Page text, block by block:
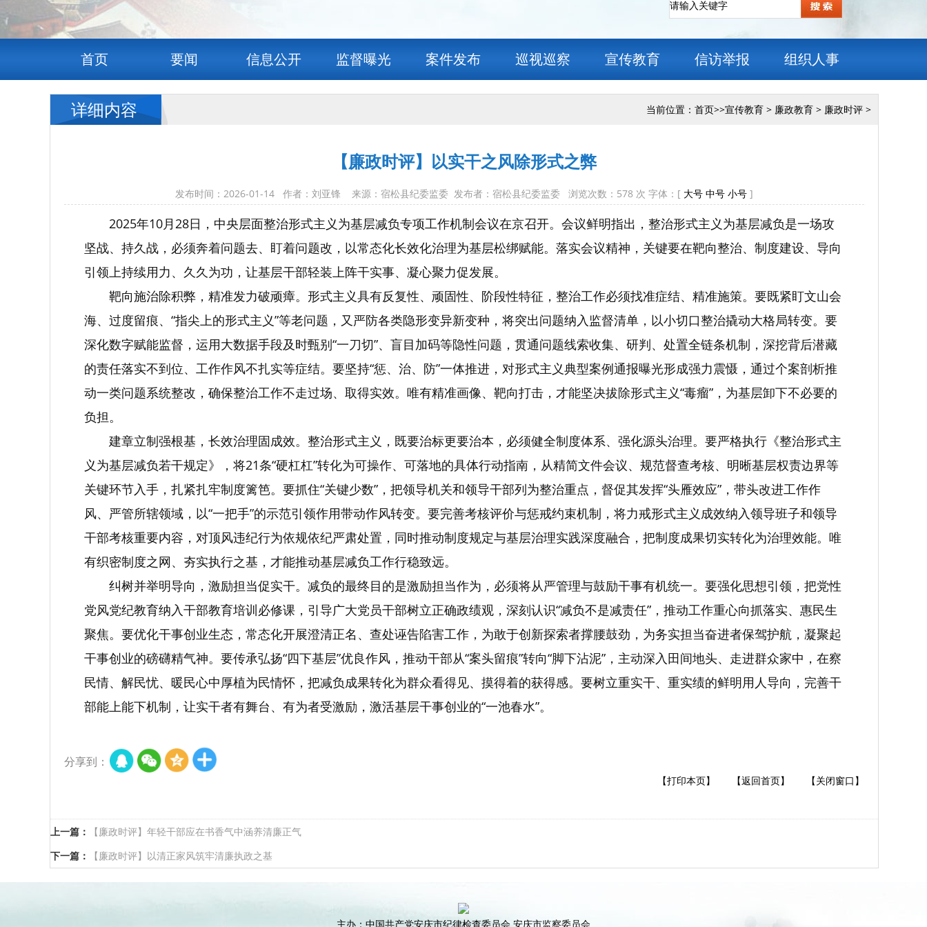
首页 要闻 信息公开 监督曝光 案件发布 巡视巡察 宣传教育 信访举报 组织人事
当前位置： 首页>>宣传教育 > 廉政教育 > 廉政时评 >
详细内容
【廉政时评】以实干之风除形式之弊
发布时间：2026-01-14 作者：刘亚锋 来源：宿松县纪委监委 发布者：宿松县纪委监委 浏览次数： 578 次 字体：[ 大号 中号 小号 ]
2025年10月28日，中央层面整治形式主义为基层减负专项工作机制会议在京召开。会议鲜明指出，整治形式主义为基层减负是一场攻
坚战、持久战，必须奔着问题去、盯着问题改，以常态化长效化治理为基层松绑赋能。落实会议精神，关键要在靶向整治、制度建设、导向
引领上持续用力、久久为功，让基层干部轻装上阵干实事、凝心聚力促发展。
靶向施治除积弊，精准发力破顽瘴。形式主义具有反复性、顽固性、阶段性特征，整治工作必须找准症结、精准施策。要既紧盯文山会
海、过度留痕、“指尖上的形式主义”等老问题，又严防各类隐形变异新变种，将突出问题纳入监督清单，以小切口整治撬动大格局转变。要
深化数字赋能监督，运用大数据手段及时甄别“一刀切”、盲目加码等隐性问题，贯通问题线索收集、研判、处置全链条机制，深挖背后潜藏
的责任落实不到位、工作作风不扎实等症结。要坚持“惩、治、防”一体推进，对形式主义典型案例通报曝光形成强力震慑，通过个案剖析推
动一类问题系统整改，确保整治工作不走过场、取得实效。唯有精准画像、靶向打击，才能坚决拔除形式主义“毒瘤”，为基层卸下不必要的
负担。
建章立制强根基，长效治理固成效。整治形式主义，既要治标更要治本，必须健全制度体系、强化源头治理。要严格执行《整治形式主
义为基层减负若干规定》，将21条“硬杠杠”转化为可操作、可落地的具体行动指南，从精简文件会议、规范督查考核、明晰基层权责边界等
关键环节入手，扎紧扎牢制度篱笆。要抓住“关键少数”，把领导机关和领导干部列为整治重点，督促其发挥“头雁效应”，带头改进工作作
风、严管所辖领域，以“一把手”的示范引领作用带动作风转变。要完善考核评价与惩戒约束机制，将力戒形式主义成效纳入领导班子和领导
干部考核重要内容，对顶风违纪行为依规依纪严肃处置，同时推动制度规定与基层治理实践深度融合，把制度成果切实转化为治理效能。唯
有织密制度之网、夯实执行之基，才能推动基层减负工作行稳致远。
纠树并举明导向，激励担当促实干。减负的最终目的是激励担当作为，必须将从严管理与鼓励干事有机统一。要强化思想引领，把党性
党风党纪教育纳入干部教育培训必修课，引导广大党员干部树立正确政绩观，深刻认识“减负不是减责任”，推动工作重心向抓落实、惠民生
聚焦。要优化干事创业生态，常态化开展澄清正名、查处诬告陷害工作，为敢于创新探索者撑腰鼓劲，为务实担当奋进者保驾护航，凝聚起
干事创业的磅礴精气神。要传承弘扬“四下基层”优良作风，推动干部从“案头留痕”转向“脚下沾泥”，主动深入田间地头、走进群众家中，在察
民情、解民忧、暖民心中厚植为民情怀，把减负成果转化为群众看得见、摸得着的获得感。要树立重实干、重实绩的鲜明用人导向，完善干
部能上能下机制，让实干者有舞台、有为者受激励，激活基层干事创业的“一池春水”。
分享到：
【打印本页】 【返回首页】 【关闭窗口】
上一篇：
【廉政时评】年轻干部应在书香气中涵养清廉正气
下一篇：
【廉政时评】以清正家风筑牢清廉执政之基
主办：中国共产党安庆市纪律检查委员会 安庆市监察委员会